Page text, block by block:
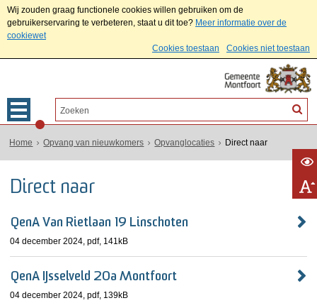
Wij zouden graag functionele cookies willen gebruiken om de
gebruikerservaring te verbeteren, staat u dit toe? Meer informatie over de
cookiewet
Cookies toestaan
Cookies niet toestaan
Home Opvang van nieuwkomers Opvanglocaties Direct naar
Direct naar
QenA Van Rietlaan 19 Linschoten
04 december 2024,pdf, 141kB
QenA IJsselveld 20a Montfoort
04 december 2024,pdf, 139kB